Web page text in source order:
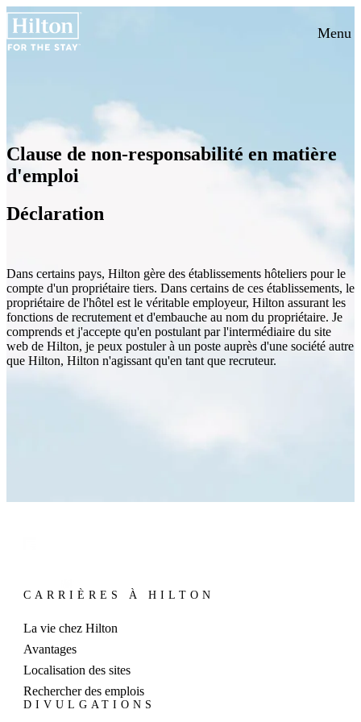
Menu
Clause de non-responsabilité en matière
d'emploi
Déclaration
Dans certains pays, Hilton gère des établissements hôteliers pour le
compte d'un propriétaire tiers. Dans certains de ces établissements, le
propriétaire de l'hôtel est le véritable employeur, Hilton assurant les
fonctions de recrutement et d'embauche au nom du propriétaire. Je
comprends et j'accepte qu'en postulant par l'intermédiaire du site
web de Hilton, je peux postuler à un poste auprès d'une société autre
que Hilton, Hilton n'agissant qu'en tant que recruteur.
CARRIÈRES À HILTON
La vie chez Hilton
Avantages
Localisation des sites
Rechercher des emplois
DIVULGATIONS